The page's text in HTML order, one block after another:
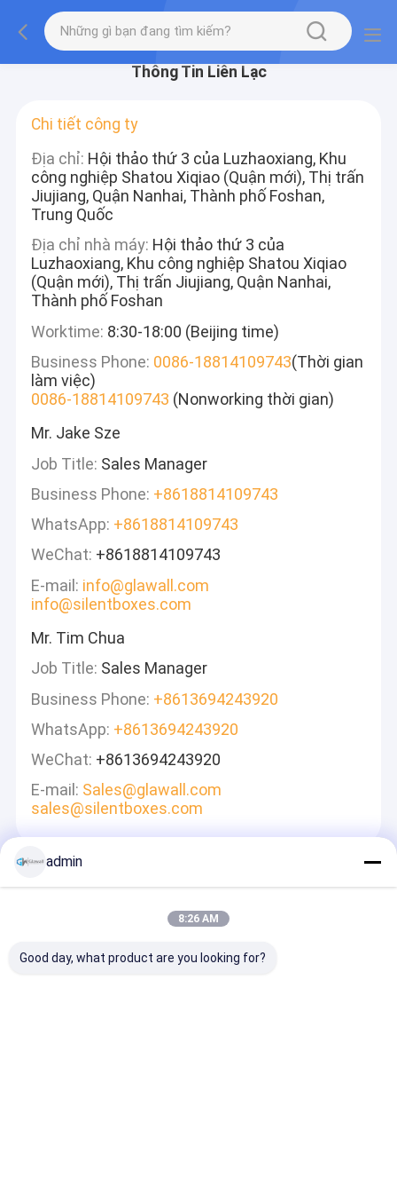
Thông Tin Liên Lạc
Chi tiết công ty
Địa chỉ: Hội thảo thứ 3 của Luzhaoxiang, Khu
công nghiệp Shatou Xiqiao (Quận mới), Thị trấn
Jiujiang, Quận Nanhai, Thành phố Foshan,
Trung Quốc
Địa chỉ nhà máy: Hội thảo thứ 3 của
Luzhaoxiang, Khu công nghiệp Shatou Xiqiao
(Quận mới), Thị trấn Jiujiang, Quận Nanhai,
Thành phố Foshan
Worktime: 8:30-18:00 (Beijing time)
Business Phone: 0086-18814109743(Thời gian
làm việc)
0086-18814109743 (Nonworking thời gian)
Mr. Jake Sze
Job Title: Sales Manager
Business Phone: +8618814109743
WhatsApp: +8618814109743
WeChat: +8618814109743
E-mail: info@glawall.com
info@silentboxes.com
Mr. Tim Chua
Job Title: Sales Manager
Business Phone: +8613694243920
WhatsApp: +8613694243920
WeChat: +8613694243920
E-mail: Sales@glawall.com
sales@silentboxes.com
Để Lại Lời Nhắn
admin
8:26 AM
Good day, what product are you looking for?